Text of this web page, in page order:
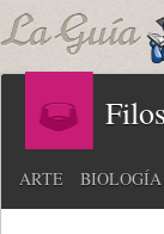
ARTE BIOLOGÍA